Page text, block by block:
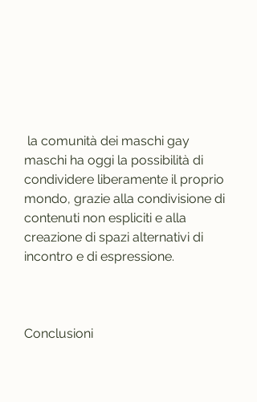
maschi ha oggi la possibilità di
condividere liberamente il proprio
mondo, grazie alla condivisione di
contenuti non espliciti e alla
creazione di spazi alternativi di
incontro e di espressione.
Conclusioni